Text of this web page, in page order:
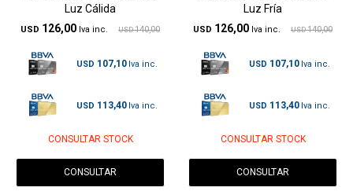
Luz Cálida
USD 126,00 USD 140,00
USD 107,10
USD 113,40
CONSULTAR STOCK
CONSULTAR
Luz Fría
USD 126,00 USD 140,00
USD 107,10
USD 113,40
CONSULTAR STOCK
CONSULTAR